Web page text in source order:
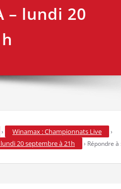
– lundi 20
› Winamax : Championnats Live ›
20 septembre à 21h › Répondre